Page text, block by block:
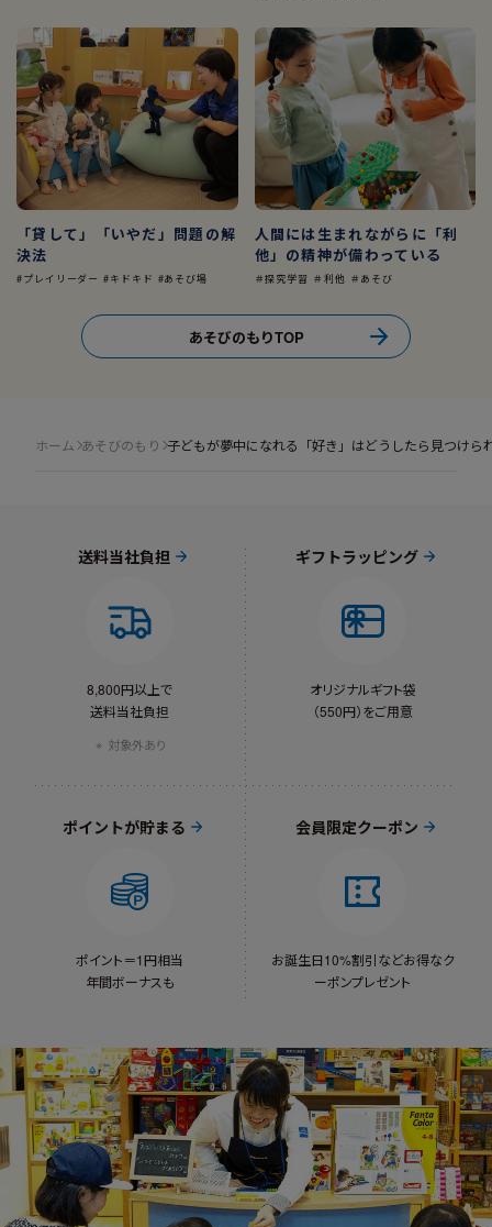
「貸して」「いやだ」問題の解
決法
#プレイリーダー #キドキド #あそび場
人間には生まれながらに「利
他」の精神が備わっている
＃探究学習 ＃利他 ＃あそび
あそびのもりTOP
ホーム あそびのもり 子どもが夢中になれる「好き」はどうしたら見つけら
送料当社負担
8,800円以上で
送料当社負担
対象外あり
ギフトラッピング
オリジナルギフト袋
（550円）をご用意
ポイントが貯まる
ポイント＝1円相当
年間ボーナスも
会員限定クーポン
お誕生日10%割引などお得なク
ーポンプレゼント